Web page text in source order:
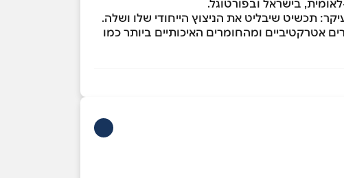
תכשיט שיבליט את הניצוץ הייחודי שלו ושלה.
מ-1500 עיצובים שונים ומגוונים, במחירים אטרקטיביים ומהחומרים האיכותיים ביותר כמו